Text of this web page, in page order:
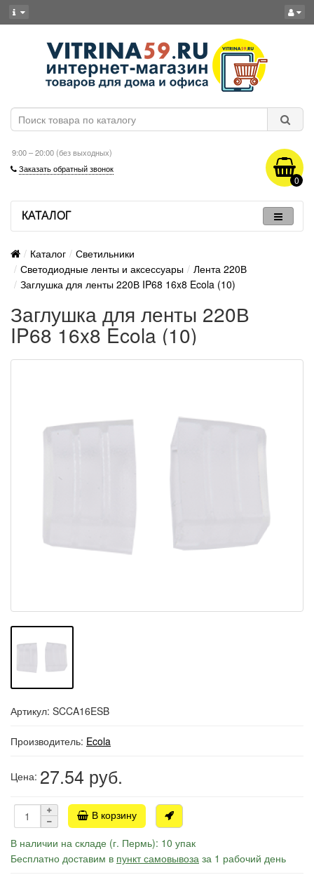
9:00 – 20:00 (без выходных)
Заказать обратный звонок
0
КАТАЛОГ
Каталог
Светильники
Светодиодные ленты и аксессуары
Лента 220В
Заглушка для ленты 220В IP68 16x8 Ecola (10)
Заглушка для ленты 220В
IP68 16x8 Ecola (10)
Артикул: SCCA16ESB
Производитель: Ecola
Цена: 27.54 руб.
В корзину
В наличии на складе (г. Пермь): 10 упак
Бесплатно доставим в пункт самовывоза за 1 рабочий день